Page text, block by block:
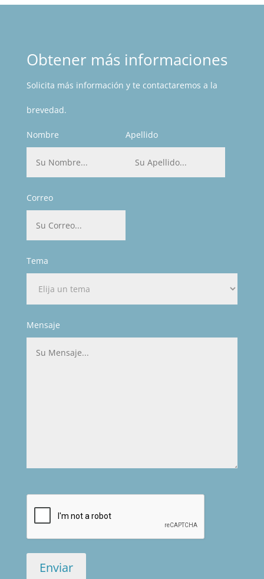
Obtener más informaciones
Solicita más información y te contactaremos a la
brevedad.
Nombre Apellido
Correo
Tema
Mensaje